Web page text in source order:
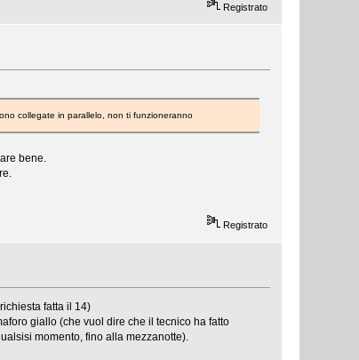
Registrato
collegate in parallelo, non ti funzioneranno
bene.
Registrato
fatta il 14)
giallo (che vuol dire che il tecnico ha fatto
momento, fino alla mezzanotte).